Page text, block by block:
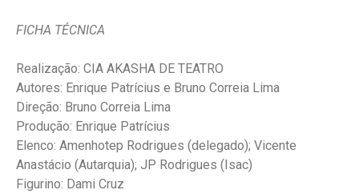
FICHA TÉCNICA
Realização: CIA AKASHA DE TEATRO
Autores: Enrique Patrícius e Bruno Correia Lima
Direção: Bruno Correia Lima
Produção: Enrique Patrícius
Elenco: Amenhotep Rodrigues (delegado); Vicente
Anastácio (Autarquia); JP Rodrigues (Isac)
Figurino: Dami Cruz